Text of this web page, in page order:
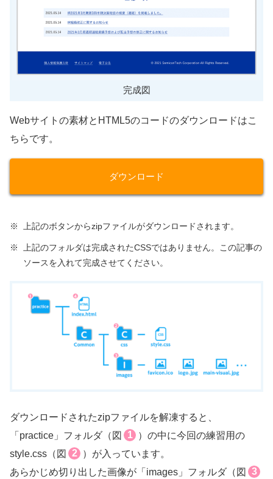
完成図
Webサイトの素材とHTML5のコードのダウンロードはこ
ちらです。
ダウンロード
※ 上記のボタンからzipファイルがダウンロードされます。
※
上記のフォルダは完成されたCSSではありません。この記事の
ソースを入れて完成させてください。
ダウンロードされたzipファイルを解凍すると、
「practice」フォルダ（図
1
）の中に今回の練習用の
style.css（図
2
）が入っています。
あらかじめ切り出した画像が「images」フォルダ（図
3